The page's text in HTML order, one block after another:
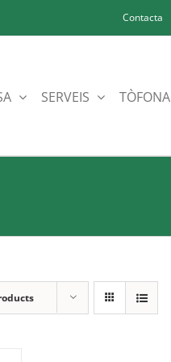
Contacta
SERVEIS TÒFONA